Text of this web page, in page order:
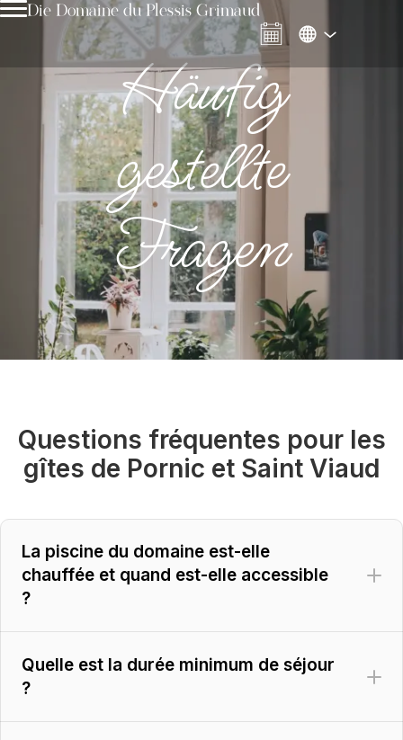
Die Domaine du Plessis Grimaud
Häufig
gestellte
Fragen
Questions fréquentes pour les
gîtes de Pornic et Saint Viaud
La piscine du domaine est-elle
chauffée et quand est-elle accessible
?
Quelle est la durée minimum de séjour
?